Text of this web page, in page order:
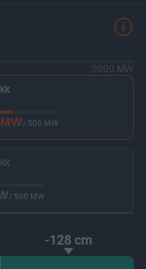
2000 MW
/ 500 MW
/ 500 MW
-128 cm